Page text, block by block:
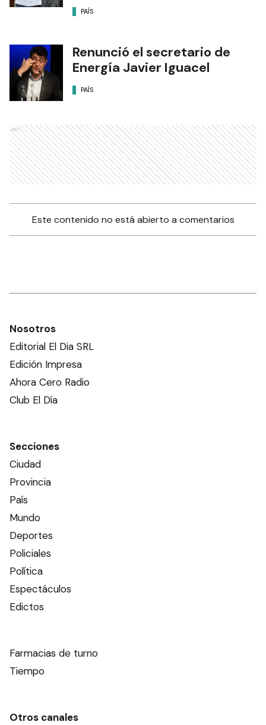
PAÍS
Renunció el secretario de
Energía Javier Iguacel
PAÍS
Ads
Este contenido no está abierto a comentarios
Nosotros
Editorial El Dia SRL
Edición Impresa
Ahora Cero Radio
Club El Día
Secciones
Ciudad
Provincia
País
Mundo
Deportes
Policiales
Política
Espectáculos
Edictos
Farmacias de turno
Tiempo
Otros canales